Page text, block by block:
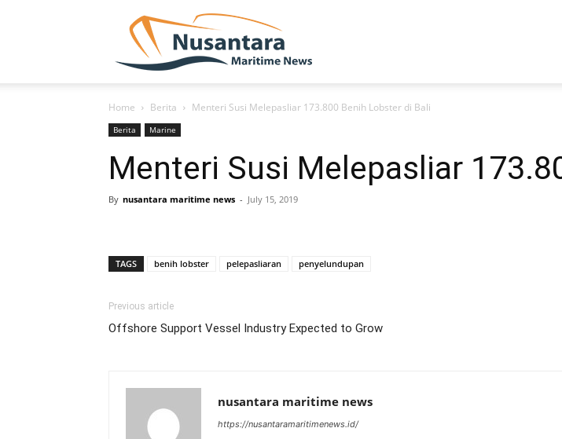
Home Berita Menteri Susi Melepasliar 173.800 Benih Lobster di Bali
Berita Marine
Menteri Susi Melepasliar
By nusantara maritime news - July 15, 2019
TAGS benih lobster pelepasliaran penyelundupan
Previous article
Offshore Support Vessel Industry Expected to Grow
nusantara maritime news
https://nusantaramaritimenews.id/